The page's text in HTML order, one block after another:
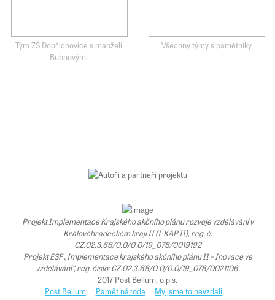
Tým ZŠ Dobřichovice s manželi
Bubnovými
Všechny týmy s pamětníky
Projekt Implementace Krajského akčního plánu rozvoje vzdělávání v
Královéhradeckém kraji II (I-KAP II), reg. č.
CZ.02.3.68/0.0/0.0/19_078/0019192
Projekt ESF „Implementace krajského akčního plánu II – Inovace ve
vzdělávání“, reg. číslo: CZ.02.3.68/0.0/0.0/19_078/0021106.
2017 Post Bellum, o.p.s.
Post Bellum
Paměť národa
My jsme to nevzdali